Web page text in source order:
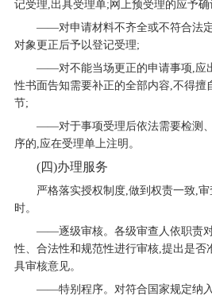
记受理,出具受理单;网上预受理的应予确
——对申请材料不齐全或不符合法
对象更正后予以登记受理;
——对不能当场更正的申请事项,应
性书面告知需要补正的全部内容,不得擅
节;
——对于事项受理后依法需要检测
序的,应在受理单上注明。
(四)办理服务
严格落实授权制度,做到权责一致,
时。
——逐级审核。各级审查人依职责
性、合法性和规范性进行审核,提出是否
具审核意见。
——特别程序。对符合国家规定纳